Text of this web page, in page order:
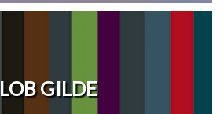
LOB GILDE